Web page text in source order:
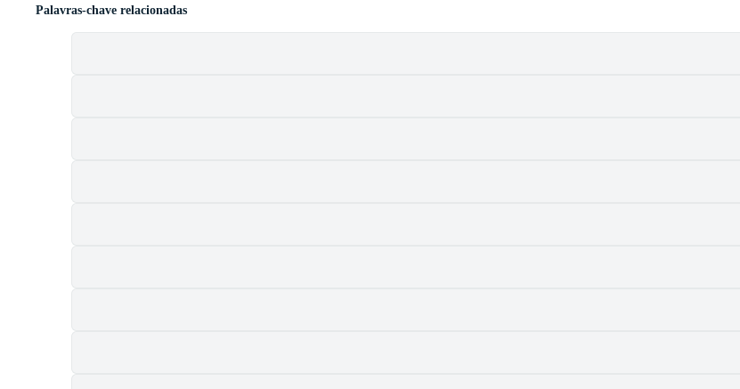
Palavras-chave relacionadas